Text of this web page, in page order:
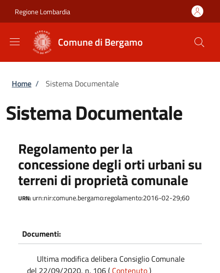
Regione Lombardia
Comune di Bergamo
Briciole di pane
Home / Sistema Documentale
Sistema Documentale
Regolamento per la
concessione degli orti urbani su
terreni di proprietà comunale
URN: urn:nir:comune.bergamo:regolamento:2016-02-29;60
Documenti:
Ultima modifica delibera Consiglio Comunale
del 22/09/2020, n. 106 ( Contenuto)